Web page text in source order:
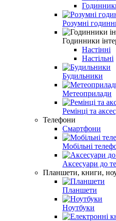
Розумні
Годинники
Настінні
Настільні
Будильники
Метеоприлади
Ремінці та
Телефони
Смартфони
Мобільні
Аксесуари до
Планшети, книги,
Планшети
Ноутбуки